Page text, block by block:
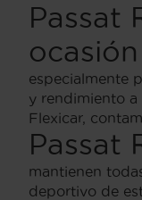
Passat
ocasión
especialmente
y rendimiento a
Flexicar,
Passat
mantienen
deportivo de